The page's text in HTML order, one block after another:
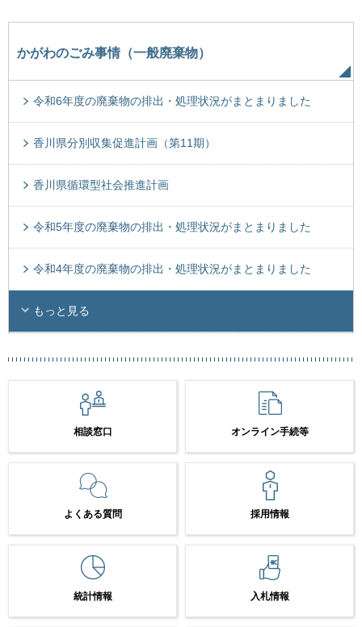
かがわのごみ事情（一般廃棄物）
令和6年度の廃棄物の排出・処理状況がまとまりました
香川県分別収集促進計画（第11期）
香川県循環型社会推進計画
令和5年度の廃棄物の排出・処理状況がまとまりました
令和4年度の廃棄物の排出・処理状況がまとまりました
もっと見る
相談窓口 オンライン手続等
よくある質問 採用情報
統計情報 入札情報